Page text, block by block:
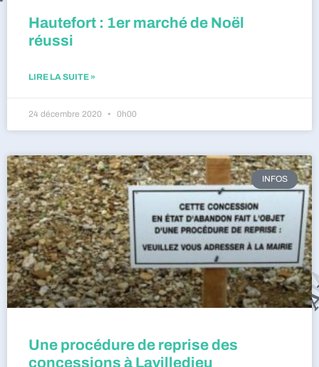
Hautefort : 1er marché de Noël
réussi
LIRE LA SUITE »
24 décembre 2020 0h00
INFOS
Une procédure de reprise des
concessions à Lavilledieu